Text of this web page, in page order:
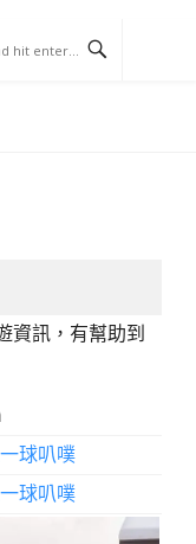
資訊，有幫助到
球叭噗
球叭噗